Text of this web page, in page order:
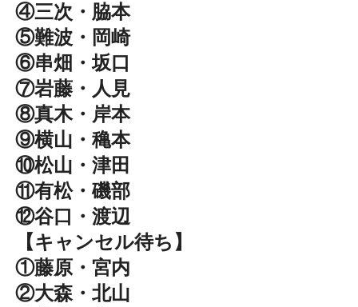
④三次・脇本
⑤難波・岡崎
⑥串畑・坂口
⑦岩藤・人見
⑧真木・岸本
⑨横山・穐本
⑩松山・津田
⑪有松・磯部
⑫谷口・渡辺
【キャンセル待ち】
①藤原・宮内
②大森・北山